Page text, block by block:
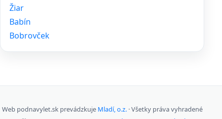
Žiar
Babín
Bobrovček
Web podnavylet.sk prevádzkuje Mladí, o.z.· Všetky práva vyhradené